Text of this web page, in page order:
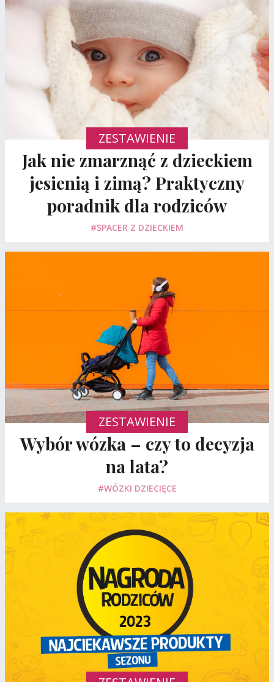
ZESTAWIENIE
Jak nie zmarznąć z dzieckiem
jesienią i zimą? Praktyczny
poradnik dla rodziców
#SPACER Z DZIECKIEM
ZESTAWIENIE
Wybór wózka – czy to decyzja
na lata?
#WÓZKI DZIECIĘCE